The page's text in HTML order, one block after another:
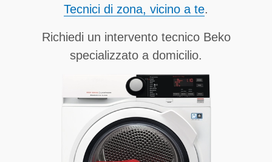
Tecnici di zona, vicino a te.
Richiedi un intervento tecnico Beko
specializzato a domicilio.